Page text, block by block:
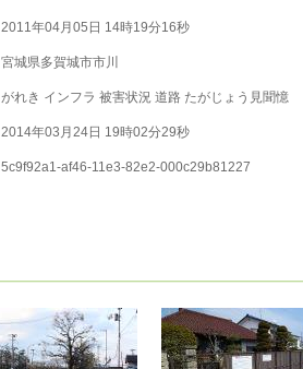
2011年04月05日 14時19分16秒
宮城県多賀城市市川
がれき インフラ 被害状況 道路 たがじょう見聞憶
2014年03月24日 19時02分29秒
5c9f92a1-af46-11e3-82e2-000c29b81227